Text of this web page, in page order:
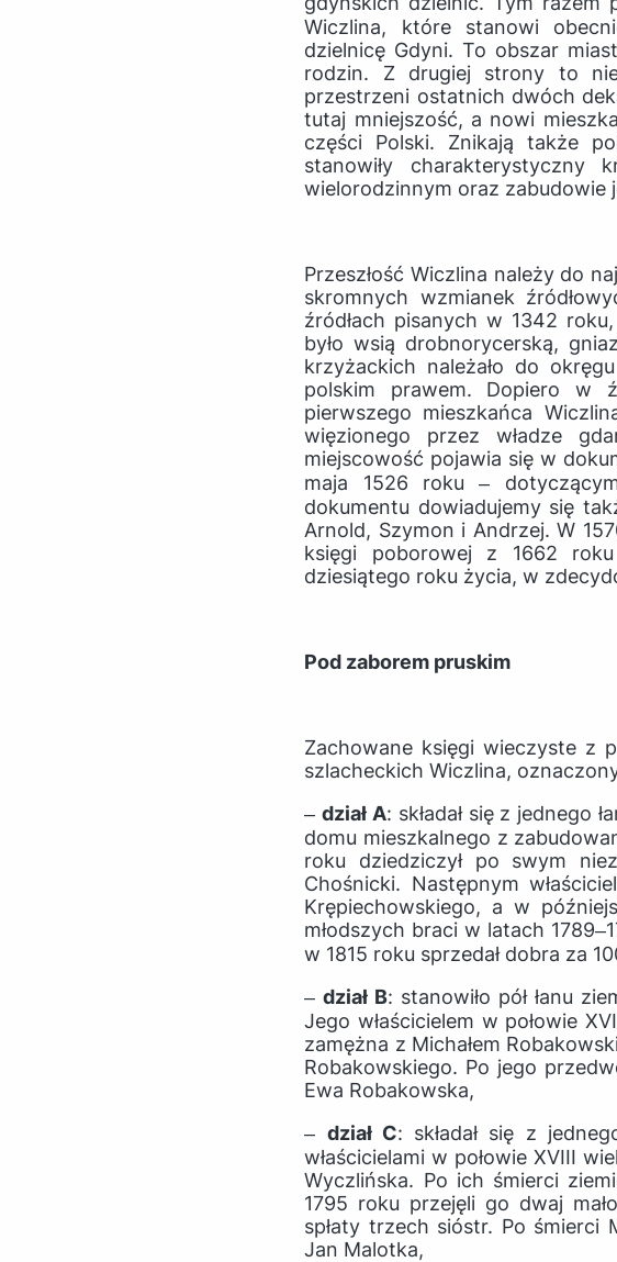
Wiczlina, które stanowi
dzielnicę Gdyni. To obszar
rodzin. Z drugiej strony to
przestrzeni ostatnich dwóch
tutaj mniejszość, a nowi
części Polski. Znikają także
stanowiły charakterystyczny
wielorodzinnym oraz zabudowie
Przeszłość Wiczlina należy do
skromnych wzmianek
źródłach pisanych w 1342
było wsią drobnorycerską,
krzyżackich należało do
polskim prawem. Dopiero w
pierwszego mieszkańca
więzionego przez władze
miejscowość pojawia się w
maja 1526 roku ‒
dokumentu dowiadujemy się
Arnold, Szymon i Andrzej. W
księgi poborowej z 1662
dziesiątego roku życia, w
Pod zaborem pruskim
Zachowane księgi wieczyste z
szlacheckich Wiczlina,
‒dział A: składał się z jednego
domu mieszkalnego z
roku dziedziczył po swym
Chośnicki. Następnym
Krępiechowskiego, a w
młodszych braci w latach
w 1815 roku sprzedał dobra za
‒dział B: stanowiło pół łanu
Jego właścicielem w połowie
zamężna z Michałem
Robakowskiego. Po jego
Ewa Robakowska,
‒ dział C: składał się z
właścicielami w połowie XVIII
Wyczlińska. Po ich śmierci
1795 roku przejęli go dwaj
spłaty trzech sióstr. Po śmierci
Jan Malotka,